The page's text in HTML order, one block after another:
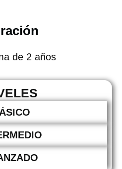
de 2 años